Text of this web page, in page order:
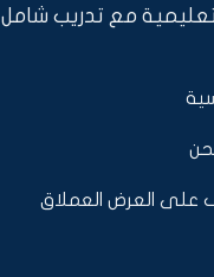
مع تدريب شامل
على العرض العملاق